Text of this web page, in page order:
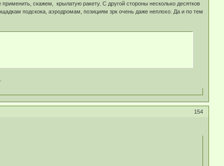
скажем, крылатую ракету. С другой стороны несколько десятков
подскока, аэродромам, позициям зрк очень даже неплохо. Да и по тем
154